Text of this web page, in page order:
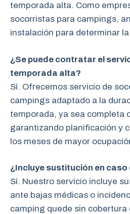
temporada alta. Como
socorristas para campings,
instalación para determinar
¿Se puede contratar el
temporada alta?
Sí. Ofrecemos servicio de
campings adaptado a la
temporada, ya sea completa
garantizando planificación y
los meses de mayor
¿Incluye sustitución en caso
Sí. Nuestro servicio incluye
ante bajas médicas o
camping quede sin cobertura